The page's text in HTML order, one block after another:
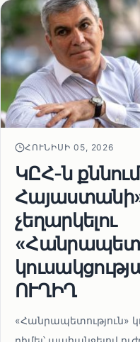
ՀՈՒՆԻՍԻ 05, 2026
ԿԸՀ-ն
չեղարկելու
ՈՒՂԻՂ
«Հանրապետություն»